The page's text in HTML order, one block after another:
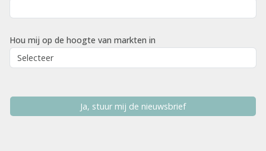
Hou mij op de hoogte van markten in
Ja, stuur mij de nieuwsbrief